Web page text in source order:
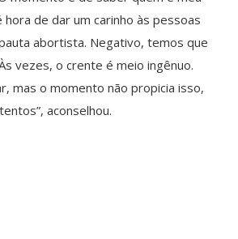
hora de dar um carinho às pessoas
abortista. Negativo, temos que
vezes, o crente é meio ingênuo.
mas o momento não propicia isso,
aconselhou.